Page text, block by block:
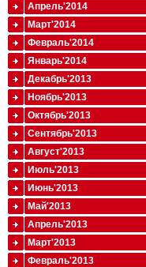
Апрель'2014
Март'2014
Февраль'2014
Январь'2014
Декабрь'2013
Ноябрь'2013
Октябрь'2013
Сентябрь'2013
Август'2013
Июль'2013
Июнь'2013
Май'2013
Апрель'2013
Март'2013
Февраль'2013